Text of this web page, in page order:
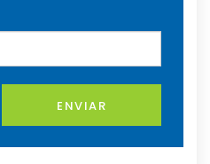
ENVIAR